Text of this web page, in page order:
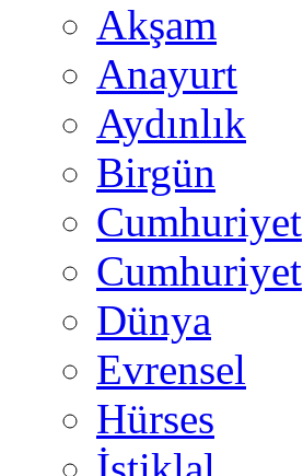
Akşam
Anayurt
Aydınlık
Birgün
Cumhuriyet
Cumhuriyet
Dünya
Evrensel
Hürses